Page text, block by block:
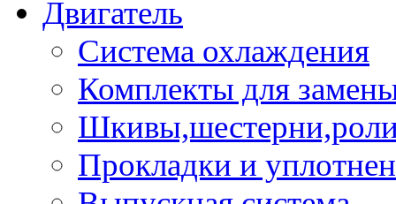
Двигатель
Система охлаждения
Комплекты для
Прокладки и